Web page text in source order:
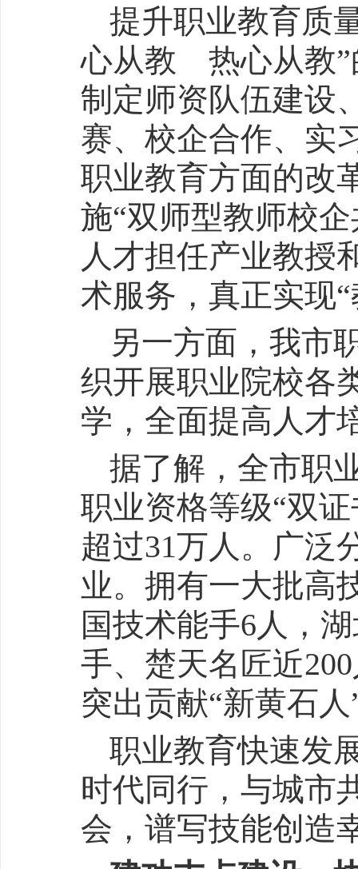
提升职业教育质
心从教 热心从教”
制定师资队伍建设
赛、校企合作、实
职业教育方面的改
施“双师型教师校
人才担任产业教授
术服务，真正实现
另一方面，我市
织开展职业院校各
学，全面提高人才
据了解，全市职
职业资格等级“双
超过31万人。广泛
业。拥有一大批高
国技术能手6人，
手、楚天名匠近
突出贡献“新黄石
职业教育快速发
时代同行，与城市
会，谱写技能创造